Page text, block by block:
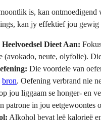
is, kan
kan jy effektief jou
Dieet Aan:
(avokado, neute, olyfolie).
Die voordele van
bron. Oefening verbrand nie
jou liggaam se honger- en
patrone in jou eetgewoontes
Alkohol bevat leë kalorieë